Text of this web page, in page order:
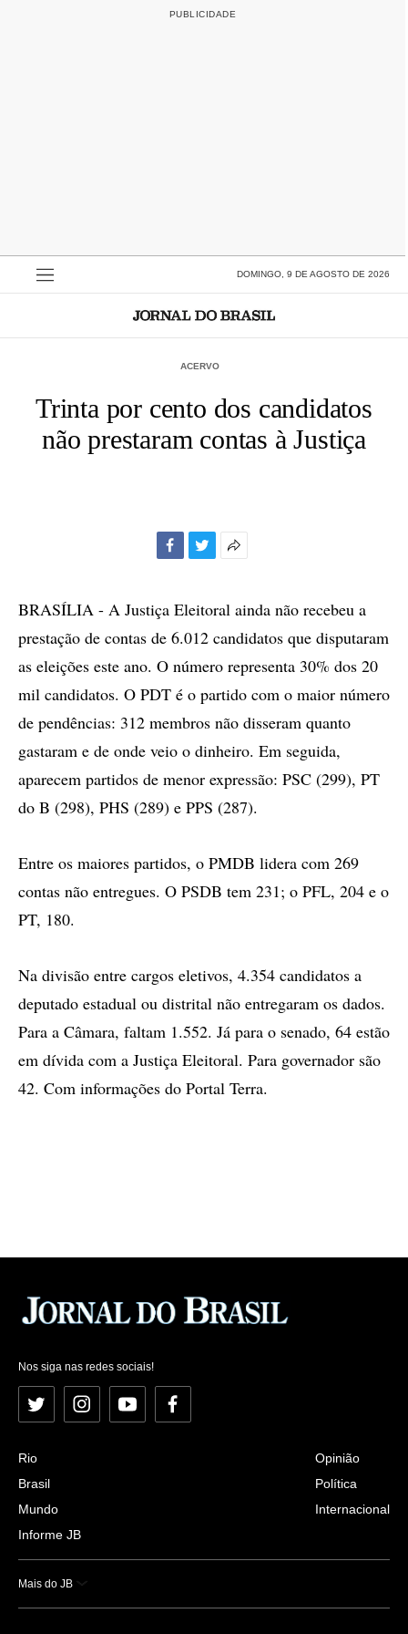
DOMINGO, 9 DE AGOSTO DE 2026
ACERVO
Trinta por cento dos candidatos
não prestaram contas à Justiça
compartilhamento
BRASÍLIA - A Justiça Eleitoral ainda não recebeu a
prestação de contas de 6.012 candidatos que disputaram
as eleições este ano. O número representa 30% dos 20
mil candidatos. O PDT é o partido com o maior número
de pendências: 312 membros não disseram quanto
gastaram e de onde veio o dinheiro. Em seguida,
aparecem partidos de menor expressão: PSC (299), PT
do B (298), PHS (289) e PPS (287).
Entre os maiores partidos, o PMDB lidera com 269
contas não entregues. O PSDB tem 231; o PFL, 204 e o
PT, 180.
Na divisão entre cargos eletivos, 4.354 candidatos a
deputado estadual ou distrital não entregaram os dados.
Para a Câmara, faltam 1.552. Já para o senado, 64 estão
em dívida com a Justiça Eleitoral. Para governador são
42. Com informações do Portal Terra.
Nos siga nas redes sociais!
Twitter InstagramYouTubeFacebook
Rio
Brasil
Mundo
Informe JB
Opinião
Política
Internacional
Mais do JB
Esportes